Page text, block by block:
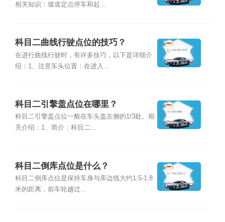
相关知识：坡道定点停车和起...
科目二曲线行驶点位的技巧？
在进行曲线行驶时，有许多技巧，以下是详细介
绍：1、注意车头位置：在进入...
科目二引擎盖点位在哪里？
科目二引擎盖点位一般在车头盖左侧的1/3处。相
关介绍：1、简介：科目二...
科目二倒库点位是什么？
科目二倒库点位是保持车身与库边线大约1.5-1.8
米的距离，前车轮越过...